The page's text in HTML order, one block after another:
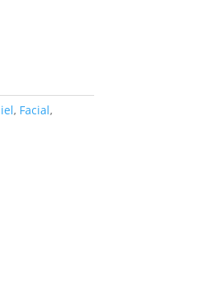
, Facial,